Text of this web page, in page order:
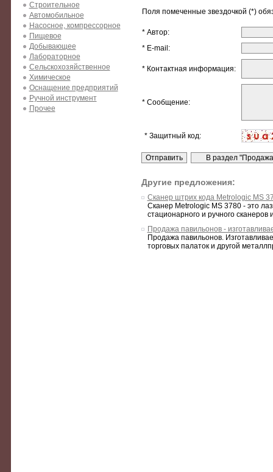
Строительное
Автомобильное
Насосное, компрессорное
Пищевое
Добывающее
Лабораторное
Сельскохозяйственное
Химическое
Оснащение предприятий
Ручной инструмент
Прочее
Поля помеченные звездочкой (*)
* Автор:
* E-mail:
* Контактная информация:
* Сообщение:
* Защитный код:
Другие предложения:
Сканер штрих кода Metrologic MS
Сканер Metrologic MS 3780 - это
стационарного и ручного
Продажа павильонов -
Продажа павильонов.
торговых палаток и другой